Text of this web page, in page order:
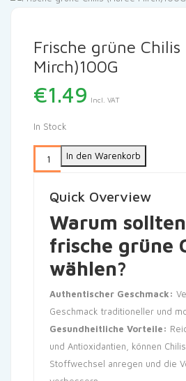
Frische grüne Chilis
Mirch)100G
€1.49 Incl. VAT
In Stock
In den Warenkorb
Quick Overview
Warum
frische grüne
wählen?
Authentischer Geschmack:
Geschmack traditioneller und
Gesundheitliche Vorteile:
und Antioxidantien, können
Stoffwechsel anregen und die